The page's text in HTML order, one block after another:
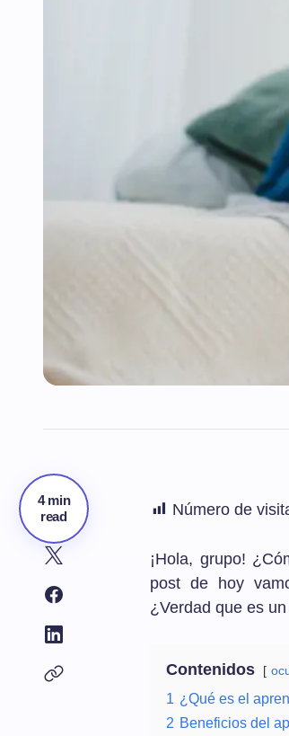
4 min
read
Número de
¡Hola, grupo!
post de hoy
¿Verdad que es
Contenidos
1 ¿Qué es el
2 Beneficios del